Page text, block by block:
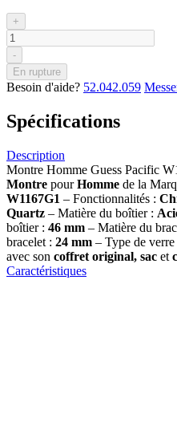
+
-
En rupture
Besoin d'aide? 52.042.059
Spécifications
Description
Montre Homme Guess Pacific
Montre pourHomme de la
W1167G1 – Fonctionnalités :
Quartz – Matière du boîtier :
boîtier : 46 mm – Matière du
bracelet : 24 mm – Type de verre
avec son coffret original, sac et
Caractéristiques